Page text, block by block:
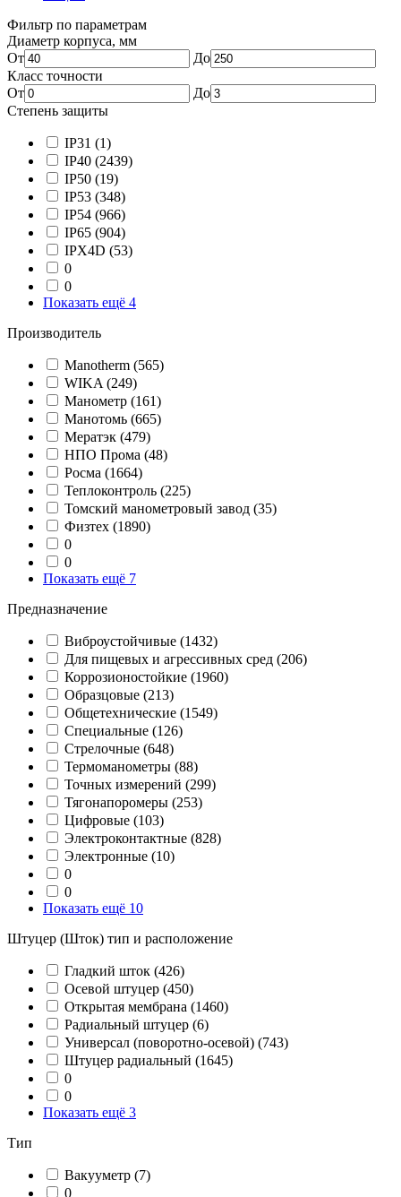
Фильтр по параметрам
Диаметр корпуса, мм
От
До
Класс точности
От
До
Степень защиты
IP31 (1)
IP40 (2439)
IP50 (19)
IP53 (348)
IP54 (966)
IP65 (904)
IPX4D (53)
0
0
Показать ещё 4
Производитель
Manotherm (565)
WIKA (249)
Манометр (161)
Манотомь (665)
Мератэк (479)
НПО Прома (48)
Росма (1664)
Теплоконтроль (225)
Томский манометровый завод (35)
Физтех (1890)
0
0
Показать ещё 7
Предназначение
Виброустойчивые (1432)
Для пищевых и агрессивных сред (206)
Коррозионостойкие (1960)
Образцовые (213)
Общетехнические (1549)
Специальные (126)
Стрелочные (648)
Термоманометры (88)
Точных измерений (299)
Тягонапоромеры (253)
Цифровые (103)
Электроконтактные (828)
Электронные (10)
0
0
Показать ещё 10
Штуцер (Шток) тип и расположение
Гладкий шток (426)
Осевой штуцер (450)
Открытая мембрана (1460)
Радиальный штуцер (6)
Универсал (поворотно-осевой) (743)
Штуцер радиальный (1645)
0
0
Показать ещё 3
Тип
Вакууметр (7)
0